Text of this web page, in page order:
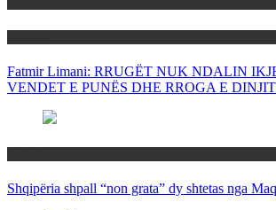
Fatmir Limani: RRUGËT NUK NDALIN
VENDET E PUNËS DHE RROGA E
Shqipëria shpall “non grata” dy shtetas nga